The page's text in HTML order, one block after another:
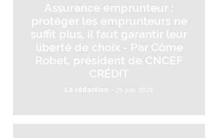
Assurance emprunteur :
protéger les emprunteurs ne
suffit plus, il faut garantir leur
liberté de choix - Par Côme
Robet, président de CNCEF
CRÉDIT
La rédaction - 29 juin 2026